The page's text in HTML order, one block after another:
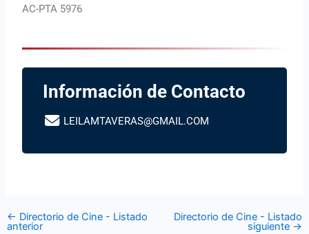
AC-PTA 5976
Información de Contacto
LEILAMTAVERAS@GMAIL.COM
← Directorio de Cine - Listado
anterior
Directorio de Cine - Listado
siguiente →